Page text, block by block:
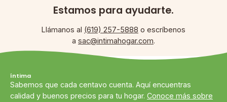
Estamos para ayudarte.
Llámanos al (619) 257-5888 o escríbenos
a sac@intimahogar.com.
íntima
Sabemos que cada centavo cuenta. Aquí encuentras
calidad y buenos precios para tu hogar. Conoce más sobre